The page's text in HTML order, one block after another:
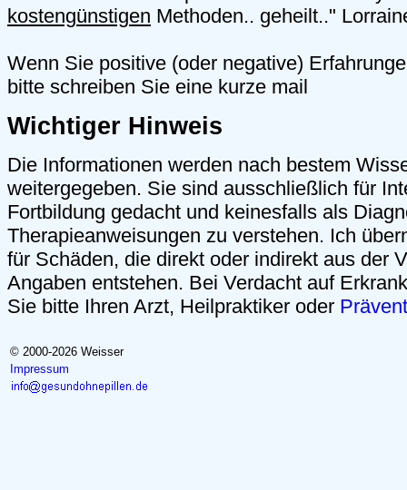
kostengünstigen Methoden.. geheilt.."
Wenn Sie positive (oder negative)
bitte schreiben Sie eine kurze mail
Wichtiger Hinweis
Die Informationen werden nach bestem
weitergegeben. Sie sind ausschließlich für
Fortbildung gedacht und keinesfalls als
Therapieanweisungen zu verstehen. Ich
für Schäden, die direkt oder indirekt aus der
Angaben entstehen. Bei Verdacht auf
Sie bitte Ihren Arzt, Heilpraktiker oder
© 2000-2026 Weisser
Impressum